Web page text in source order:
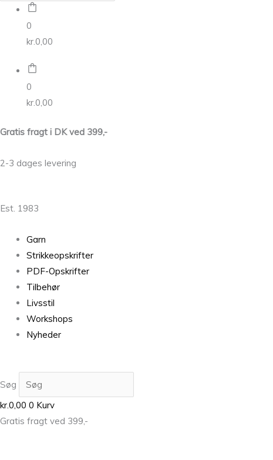
0
kr.0,00
0
kr.0,00
Gratis fragt i DK ved 399,-
2-3 dages levering
Est. 1983
Garn
Strikkeopskrifter
PDF-Opskrifter
Tilbehør
Livsstil
Workshops
Nyheder
Søg
kr.0,00 0 Kurv
Gratis fragt ved 399,-